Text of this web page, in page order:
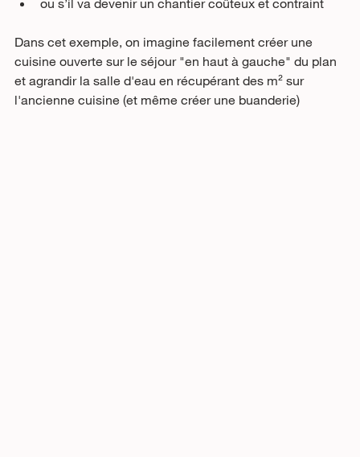
ou s’il va devenir un chantier coûteux et contraint
Dans cet exemple, on imagine facilement créer une
cuisine ouverte sur le séjour "en haut à gauche" du plan
et agrandir la salle d'eau en récupérant des m² sur
l'ancienne cuisine (et même créer une buanderie)